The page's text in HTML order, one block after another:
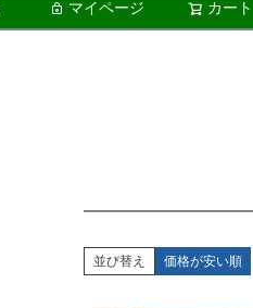
マイページ カート
並び替え 価格が安い順